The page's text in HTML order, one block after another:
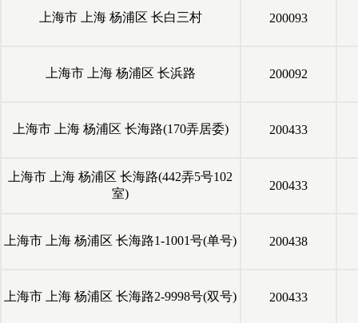
上海市 上海 杨浦区 长白三村 200093
上海市 上海 杨浦区 长浜路 200092
上海市 上海 杨浦区 长海路(170弄居委) 200433
上海市 上海 杨浦区 长海路(442弄5号102
室)
200433
上海市 上海 杨浦区 长海路1-1001号(单号) 200438
上海市 上海 杨浦区 长海路2-9998号(双号) 200433